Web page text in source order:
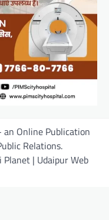
Online Publication
Relations.
Planet | Udaipur Web